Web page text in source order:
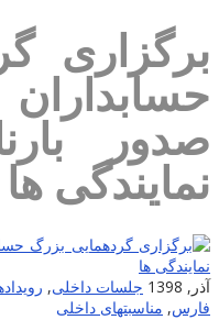
ها
1398 جلسات داخلی,
,مناسبتهای داخلی